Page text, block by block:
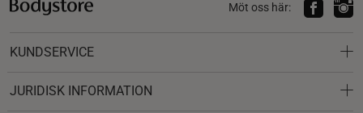
Möt oss här:
KUNDSERVICE
JURIDISK INFORMATION